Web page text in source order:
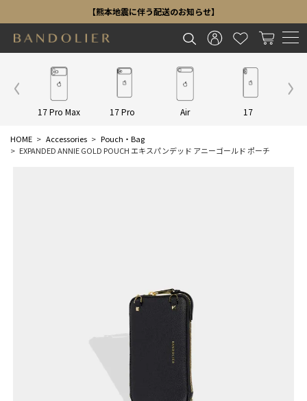
【熊本地震に伴う配送のお知らせ】
17 Pro Max 17 Pro Air 17
HOME Accessories
Pouch・Bag
EXPANDED ANNIE GOLD POUCH エキスパンデッド アニーゴールド ポーチ